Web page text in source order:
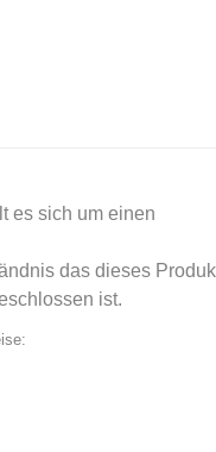
es sich um einen
das dieses
ist.